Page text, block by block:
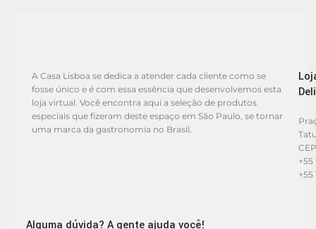
A Casa Lisboa se dedica a atender cada cliente como se
fosse único e é com essa essência que desenvolvemos esta
loja virtual. Você encontra aqui a seleção de produtos
especiais que fizeram deste espaço em São Paulo, se tornar
uma marca da gastronomia no Brasil.
+55
+55
Alguma dúvida? A gente ajuda você!